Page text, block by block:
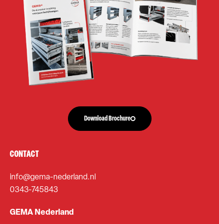
Download Brochure
CONTACT
info@gema-nederland.nl
0343-745843
GEMA Nederland